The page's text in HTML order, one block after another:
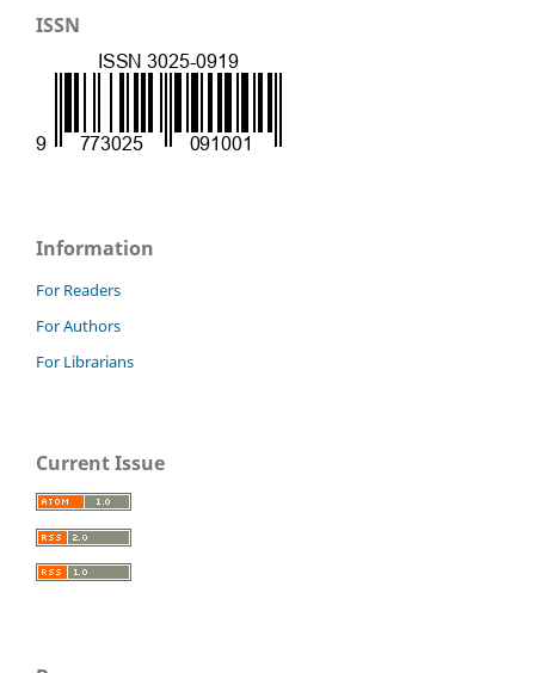
ISSN
Information
For Readers
For Authors
For Librarians
Current Issue